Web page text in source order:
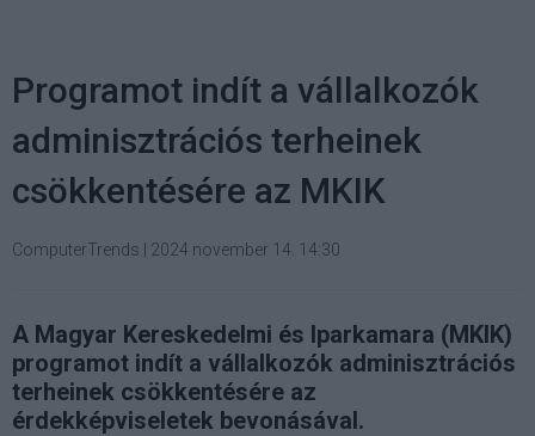
Programot indít a vállalkozók
adminisztrációs terheinek
csökkentésére az MKIK
ComputerTrends | 2024 november 14. 14:30
A Magyar Kereskedelmi és Iparkamara (MKIK)
programot indít a vállalkozók adminisztrációs
terheinek csökkentésére az
érdekképviseletek bevonásával.